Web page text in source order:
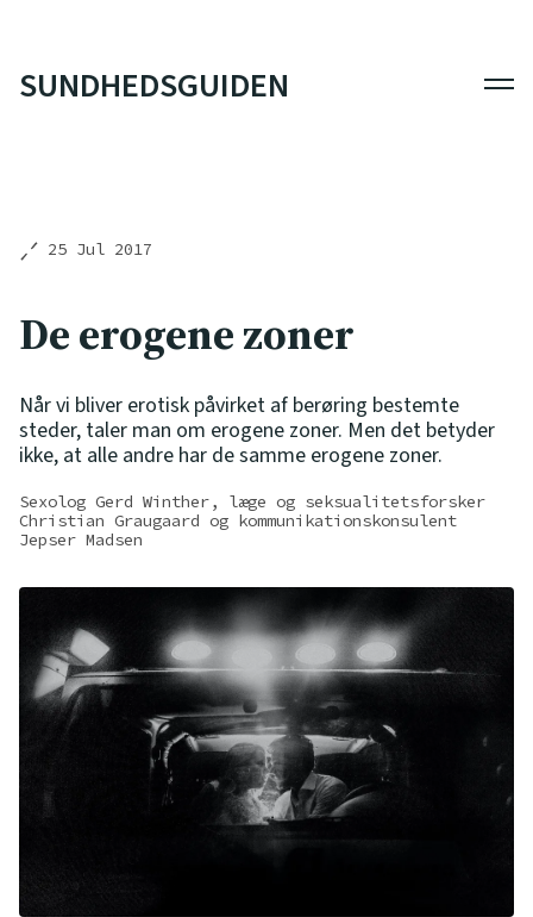
SUNDHEDSGUIDEN
25 Jul 2017
De erogene zoner
Når vi bliver erotisk påvirket af berøring bestemte
steder, taler man om erogene zoner. Men det betyder
ikke, at alle andre har de samme erogene zoner.
Sexolog Gerd Winther, læge og seksualitetsforsker
Christian Graugaard og kommunikationskonsulent
Jepser Madsen